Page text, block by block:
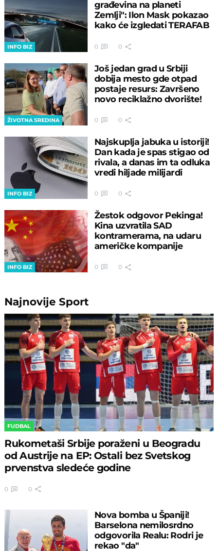
INFO BIZ
građevina na planeti
Zemlji": Ilon Mask pokazao
kako će izgledati TERAFAB
0 0
ŽIVOTNA SREDINA
Još jedan grad u Srbiji
dobija mesto gde otpad
postaje resurs: Završeno
novo reciklažno dvorište!
0 0
INFO BIZ
Najskuplja jabuka u istoriji!
Dan kada je spas stigao od
rivala, a danas im ta odluka
vredi hiljade milijardi
0 0
INFO BIZ
Žestok odgovor Pekinga!
Kina uzvratila SAD
kontramerama, na udaru
američke kompanije
0 0
NajnovijeSport
FUDBAL
Rukometaši Srbije poraženi u Beogradu
od Austrije na EP: Ostali bez Svetskog
prvenstva sledeće godine
0 0
Nova bomba u Španiji!
Barselona nemilosrdno
odgovorila Realu: Rodri je
rekao "da"